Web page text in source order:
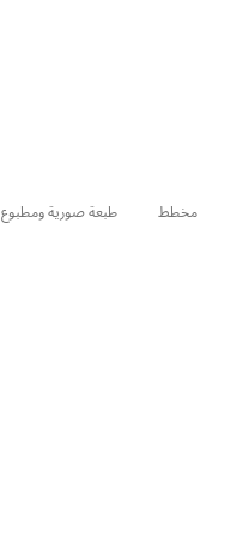
مخطط طبعة صورية ومطبوع